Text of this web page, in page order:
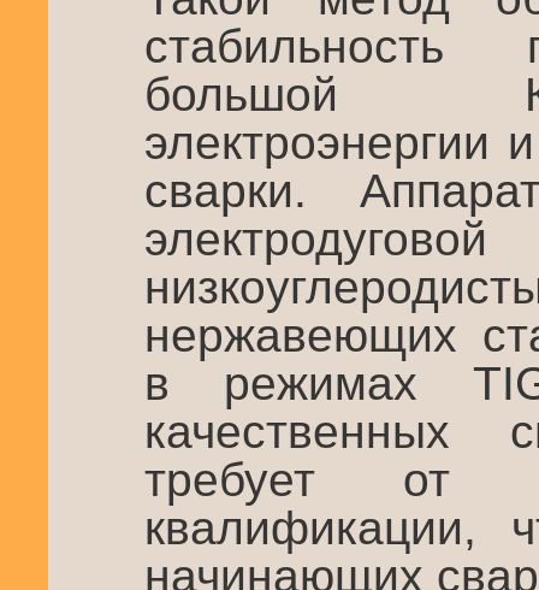
стабильность
большой
электроэнергии
сварки.
нержавеющих
в режимах
требует от
квалификации,
начинающих